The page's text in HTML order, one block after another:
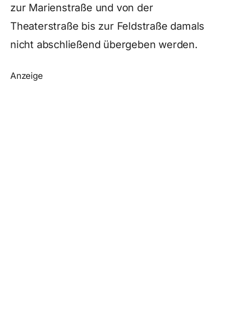
zur Marienstraße und von der
Theaterstraße bis zur Feldstraße damals
nicht abschließend übergeben werden.
Anzeige